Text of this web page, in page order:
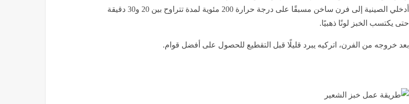
أدخلي الصينية إلى فرن ساخن مسبقًا على درجة حرارة 200 مئوية لمدة تتراوح بين 20 و30 دقيقة
حتى يكتسب الخبز لونًا ذهبيًا.
بعد خروجه من الفرن، اتركيه يبرد قليلًا قبل التقطيع للحصول على أفضل قوام.